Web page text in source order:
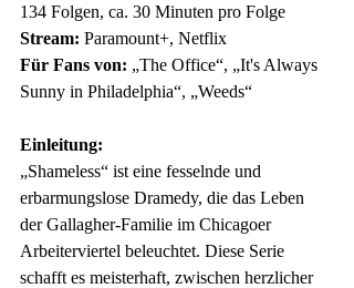
134 Folgen, ca. 30 Minuten pro Folge
Stream: Paramount+, Netflix
Für Fans von: „The Office“, „It's Always
Sunny in Philadelphia“, „Weeds“
Einleitung:
„Shameless“ ist eine fesselnde und
erbarmungslose Dramedy, die das Leben
der Gallagher-Familie im Chicagoer
Arbeiterviertel beleuchtet. Diese Serie
schafft es meisterhaft, zwischen herzlicher